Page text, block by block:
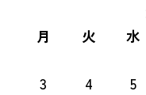
月
火 水
3
4 5